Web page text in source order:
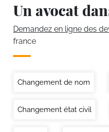
Un avocat
Demandez en ligne des
france
Changement de nom
Changement état civil